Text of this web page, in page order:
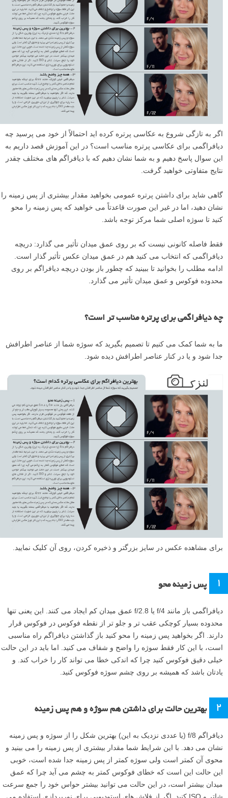
اگر به تازگی شروع به عکاسی پرتره کرده اید احتمالاً از خود می پرسید چه
دیافراگمی برای عکاسی پرتره مناسب است؟ در این آموزش قصد داریم به
این سوال پاسخ دهیم و به شما نشان دهیم که با دیافراگم های مختلف چقدر
نتایج متفاوتی خواهید گرفت.
گاهی شاید برای داشتن پرتره عمومی بخواهید مقدار بیشتری از پس زمینه را
نشان دهید، اما در غیر این صورت قاعدتاً می خواهید که پس زمینه را محو
کنید تا سوژه اصلی شما مرکز توجه باشد.
فقط فاصله کانونی نیست که بر روی عمق میدان تأثیر می گذارد: دریچه
دیافراگمی که انتخاب می کنید هم در عمق میدان عکس تأثیر گذار است.
ادامه مطلب را بخوانید تا ببینید که چطور باز بودن دریچه دیافراگم بر روی
محدوده فوکوس و عمق میدان تأثیر می گذارد.
چه دیافراگمی برای پرتره مناسب تر است؟
ما به شما کمک می کنیم تا تصمیم بگیرید که سوژه شما از عناصر اطرافش
جدا شود و یا در کنار عناصر اطرافش دیده شود.
برای مشاهده عکس در سایز بزرگتر و ذخیره کردن، روی آن کلیک نمایید.
۱ پس زمینه محو
دیافراگمی باز مانند f/4 یا f/2.8 عمق میدان کم ایجاد می کنند. این یعنی تنها
محدوده بسیار کوچکی عقب تر و جلو تر از نقطه فوکوس در فوکوس قرار
دارند. اگر بخواهید پس زمینه را محو کنید باز گذاشتن دیافراگم راه مناسبی
است، با این کار فقط سوژه را واضح و شفاف می کنید. اما باید در این حالت
خیلی دقیق فوکوس کنید چرا که اندکی خطا می تواند کار را خراب کند. و
یادتان باشد که همیشه بر روی چشم سوژه فوکوس کنید.
۲ بهترین حالت برای داشتن هم سوژه و هم پس زمینه
دیافراگم f/8 (یا عددی نزدیک به این) بهترین شکل را از سوژه و پس زمینه
نشان می دهد. با این شرایط شما مقدار بیشتری از پس زمینه را می بینید و
محوی آن کمتر است ولی سوژه کمتر از پس زمینه جدا شده است، خوبی
این حالت این است که خطای فوکوس کمتر به چشم می آید چرا که عمق
میدان بیشتر است، در این حالت می توانید بیشتر حواس خود را جمع سرعت
شاتر و ISO کنید. اگر از فلاش های استودیویی برای نورپردازی استفاده می